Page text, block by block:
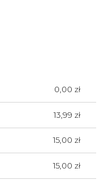
KOSZTÓW
0,00 zł
13,99 zł
15,00 zł
15,00 zł